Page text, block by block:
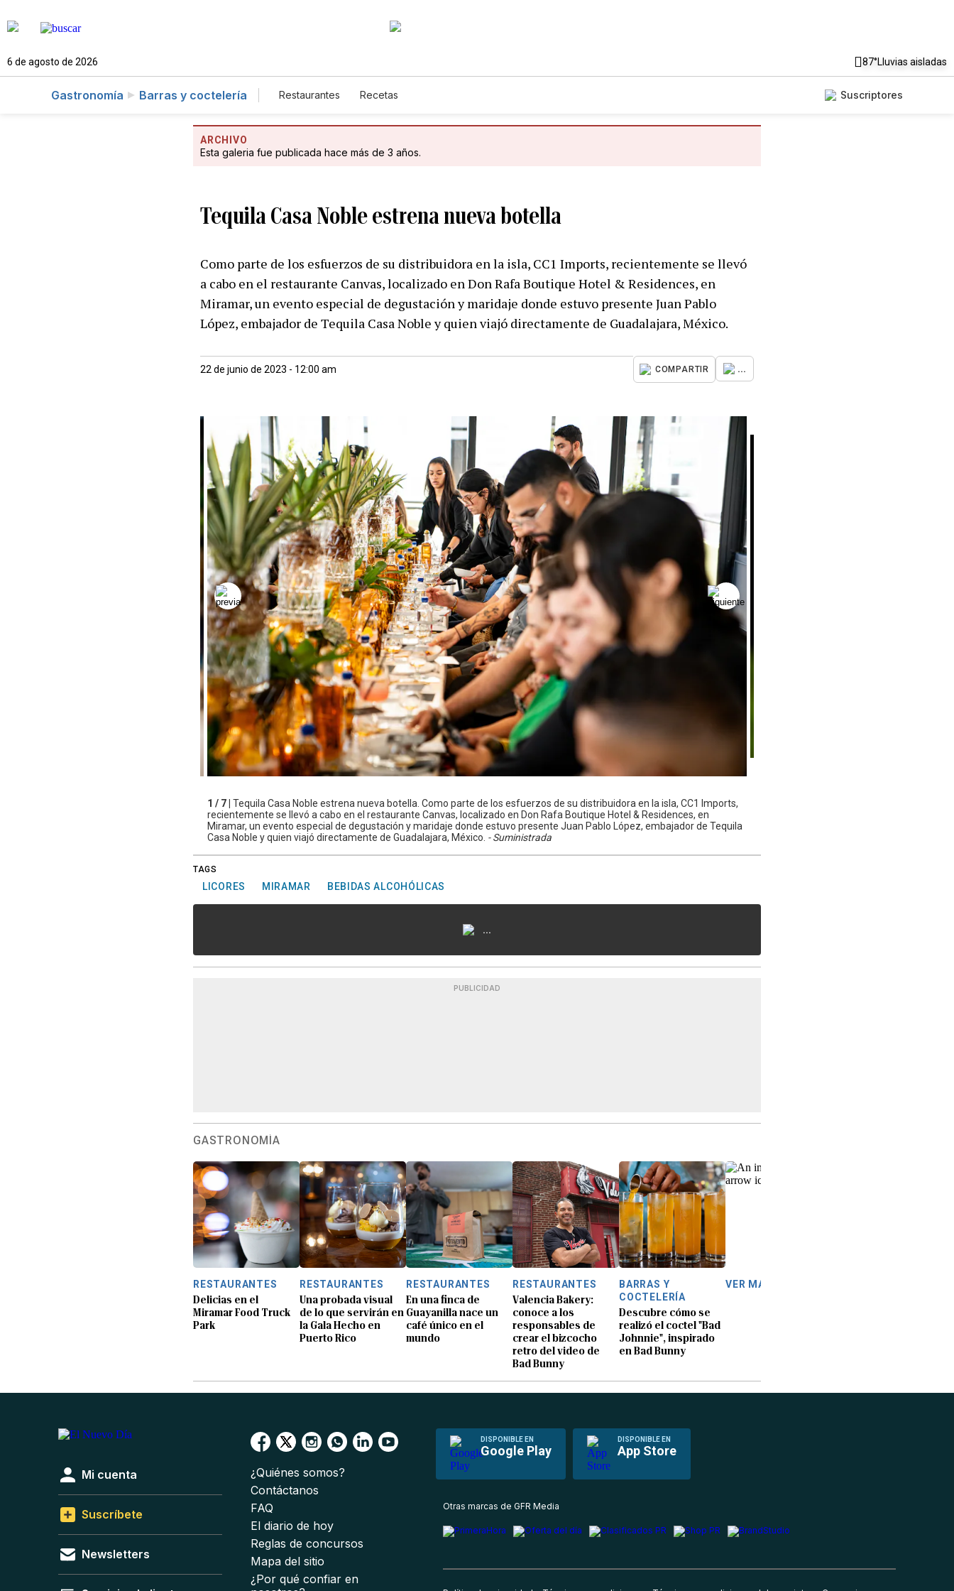
6 de agosto de 2026 87°Lluvias aisladas
Gastronomía Barras y coctelería Restaurantes Recetas Suscriptores
ARCHIVO
Esta galeria fue publicada hace más de 3 años.
Tequila Casa Noble estrena nueva botella
Como parte de los esfuerzos de su distribuidora en la isla, CC1 Imports, recientemente se llevó
a cabo en el restaurante Canvas, localizado en Don Rafa Boutique Hotel & Residences, en
Miramar, un evento especial de degustación y maridaje donde estuvo presente Juan Pablo
López, embajador de Tequila Casa Noble y quien viajó directamente de Guadalajara, México.
22 de junio de 2023 - 12:00 am COMPARTIR ...
1 / 7 | Tequila Casa Noble estrena nueva botella. Como parte de los esfuerzos de su distribuidora en la isla, CC1 Imports,
recientemente se llevó a cabo en el restaurante Canvas, localizado en Don Rafa Boutique Hotel & Residences, en
Miramar, un evento especial de degustación y maridaje donde estuvo presente Juan Pablo López, embajador de Tequila
Casa Noble y quien viajó directamente de Guadalajara, México. - Suministrada
TAGS
LICORES MIRAMAR BEBIDAS ALCOHÓLICAS
...
PUBLICIDAD
GASTRONOMÍA
RESTAURANTES
Delicias en el
Miramar Food Truck
Park
RESTAURANTES
Una probada visual
de lo que servirán en
la Gala Hecho en
Puerto Rico
RESTAURANTES
En una finca de
Guayanilla nace un
café único en el
mundo
RESTAURANTES
Valencia Bakery:
conoce a los
responsables de
crear el bizcocho
retro del video de
Bad Bunny
BARRAS Y
COCTELERÍA
Descubre cómo se
realizó el coctel "Bad
Johnnie", inspirado
en Bad Bunny
VER MÁS
DISPONIBLE EN
Google Play
DISPONIBLE EN
App Store
Mi cuenta
Suscríbete
Newsletters
¿Quiénes somos?
Contáctanos
FAQ
El diario de hoy
Reglas de concursos
Mapa del sitio
¿Por qué confiar en
Otras marcas de GFR Media